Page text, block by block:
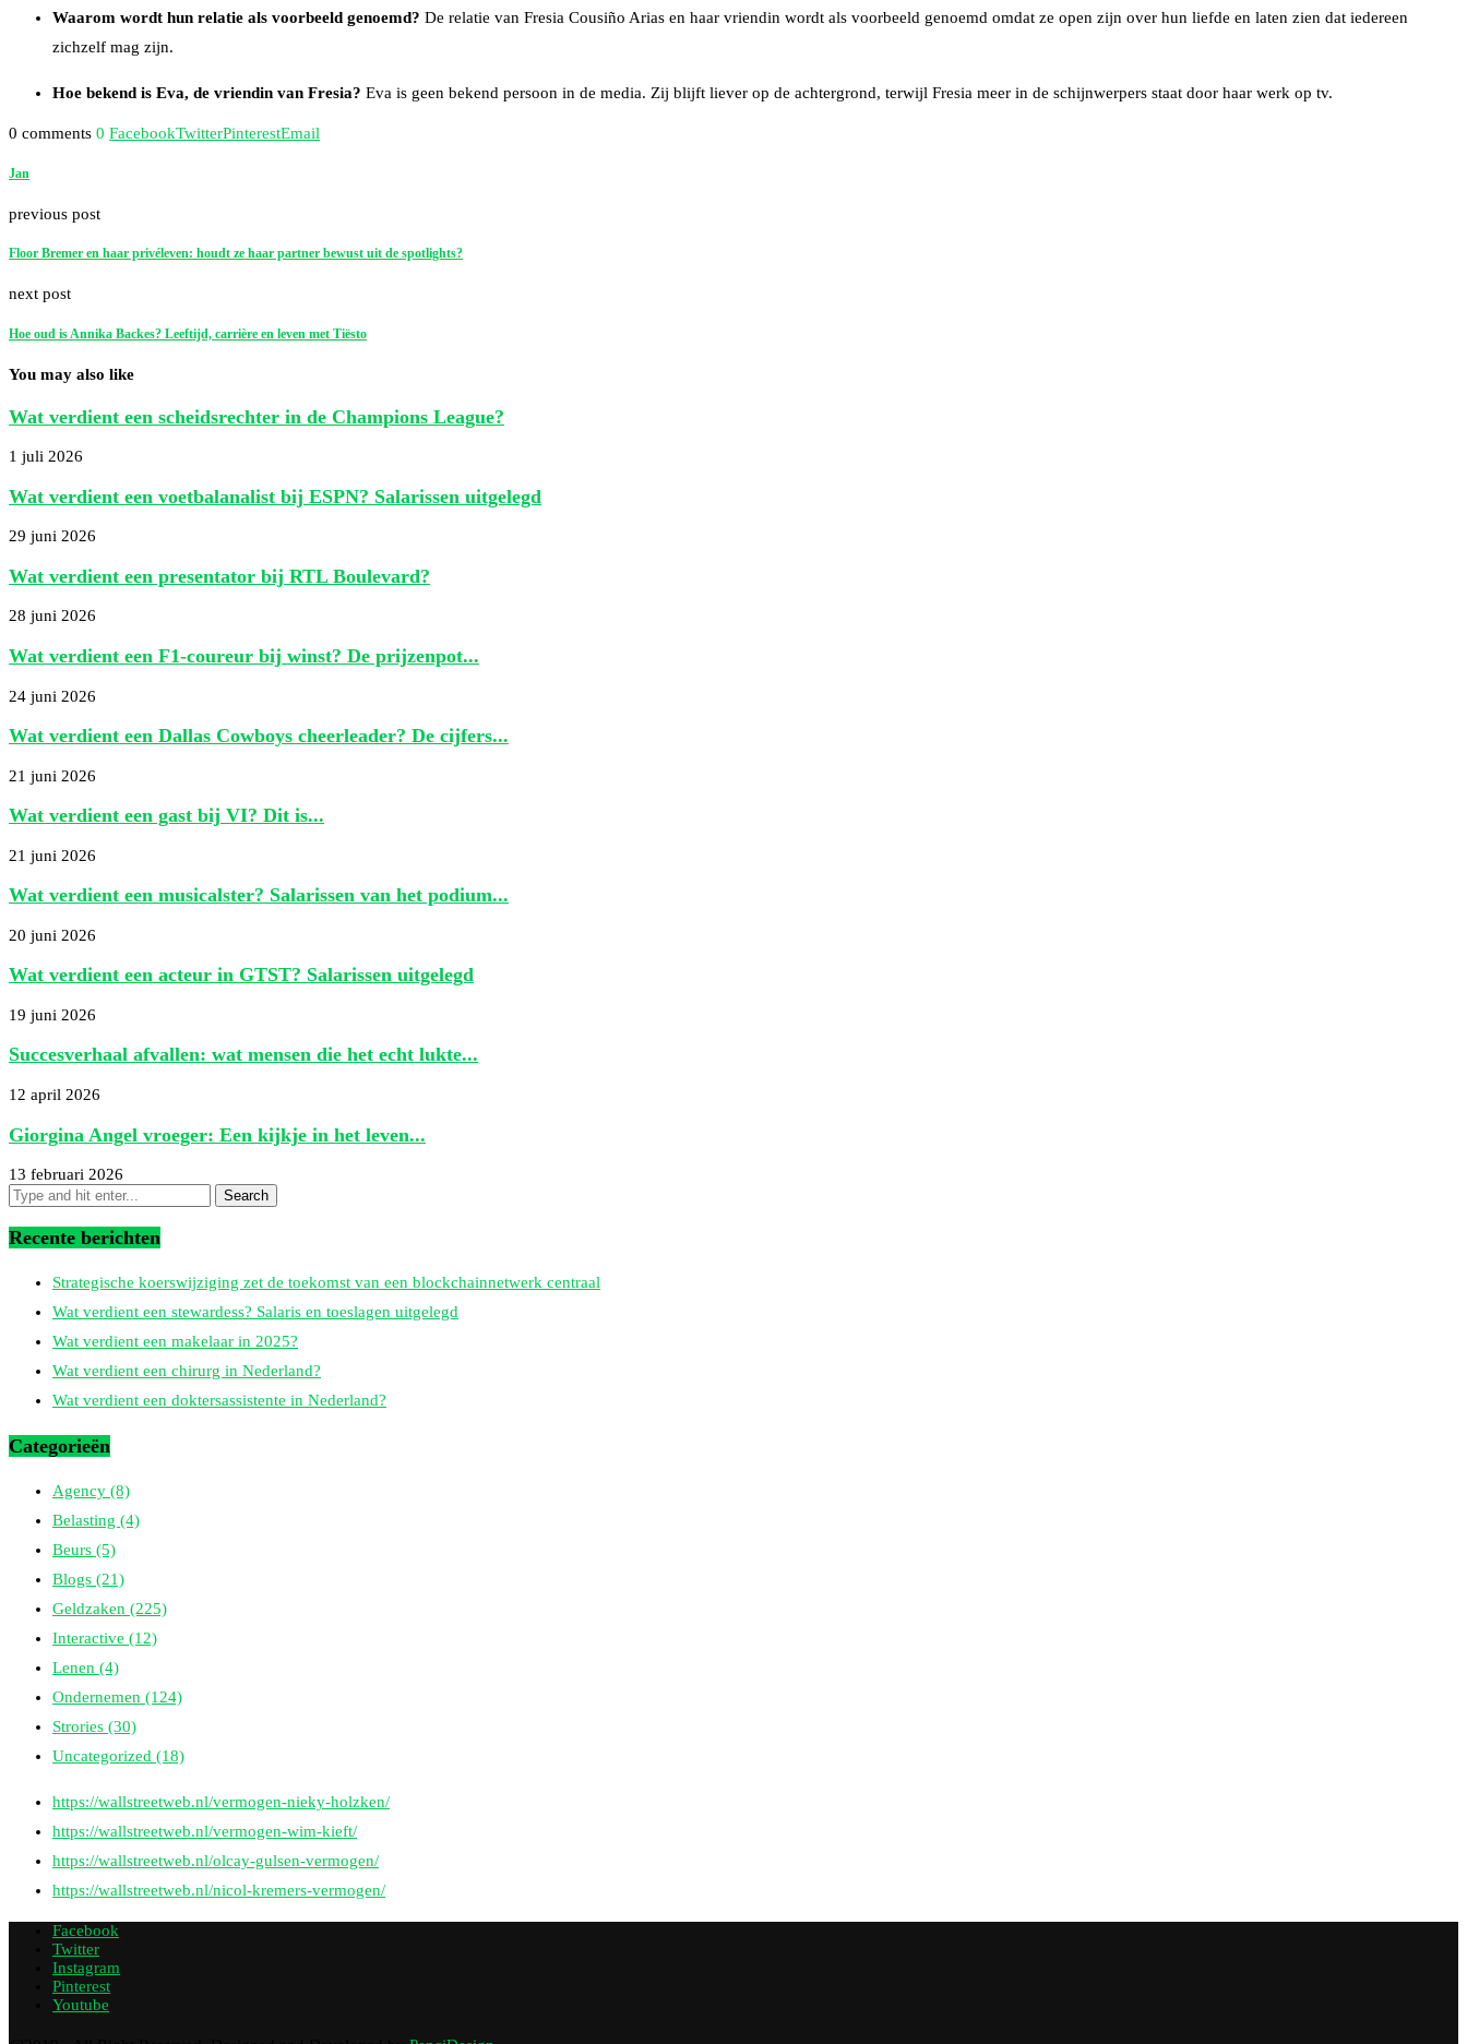
Waarom wordt hun relatie als voorbeeld genoemd? De relatie van Fresia Cousiño Arias en haar vriendin wordt als voorbeeld genoemd omdat ze open zijn over hun liefde en laten zien dat iedereen
zichzelf mag zijn.
Hoe bekend is Eva, de vriendin van Fresia? Eva is geen bekend persoon in de media. Zij blijft liever op de achtergrond, terwijl Fresia meer in de schijnwerpers staat door haar werk op tv.
0 comments 0 FacebookTwitterPinterestEmail
Jan
previous post
Floor Bremer en haar privéleven: houdt ze haar partner bewust uit de spotlights?
next post
Hoe oud is Annika Backes? Leeftijd, carrière en leven met Tiësto
You may also like
Wat verdient een scheidsrechter in de Champions League?
1 juli 2026
Wat verdient een voetbalanalist bij ESPN? Salarissen uitgelegd
29 juni 2026
Wat verdient een presentator bij RTL Boulevard?
28 juni 2026
Wat verdient een F1-coureur bij winst? De prijzenpot...
24 juni 2026
Wat verdient een Dallas Cowboys cheerleader? De cijfers...
21 juni 2026
Wat verdient een gast bij VI? Dit is...
21 juni 2026
Wat verdient een musicalster? Salarissen van het podium...
20 juni 2026
Wat verdient een acteur in GTST? Salarissen uitgelegd
19 juni 2026
Succesverhaal afvallen: wat mensen die het echt lukte...
12 april 2026
Giorgina Angel vroeger: Een kijkje in het leven...
13 februari 2026
Recente berichten
Strategische koerswijziging zet de toekomst van een blockchainnetwerk centraal
Wat verdient een stewardess? Salaris en toeslagen uitgelegd
Wat verdient een makelaar in 2025?
Wat verdient een chirurg in Nederland?
Wat verdient een doktersassistente in Nederland?
Categorieën
Agency (8)
Belasting (4)
Beurs (5)
Blogs (21)
Geldzaken (225)
Interactive (12)
Lenen (4)
Ondernemen (124)
Strories (30)
Uncategorized (18)
https://wallstreetweb.nl/vermogen-nieky-holzken/
https://wallstreetweb.nl/vermogen-wim-kieft/
https://wallstreetweb.nl/olcay-gulsen-vermogen/
https://wallstreetweb.nl/nicol-kremers-vermogen/
Facebook
Twitter
Instagram
Pinterest
Youtube